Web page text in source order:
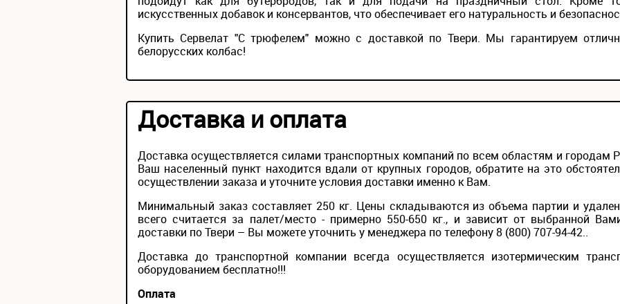
искусственных добавок и консервантов, что обеспечивает его натуральность и
Купить Сервелат "С трюфелем" можно с доставкой по Твери. Мы гарантируем
белорусских колбас!
Доставка и оплата
Доставка осуществляется силами транспортных компаний по всем областям и городам
Ваш населенный пункт находится вдали от крупных городов, обратите на это
осуществлении заказа и уточните условия доставки именно к Вам.
Минимальный заказ составляет 250 кг. Цены складываются из объема партии и
всего считается за палет/место - примерно 550-650 кг., и зависит от выбранной
доставки по Твери – Вы можете уточнить у менеджера по телефону 8 (800) 707-94-42..
Доставка до транспортной компании всегда осуществляется изотермическим
оборудованием бесплатно!!!
Оплата